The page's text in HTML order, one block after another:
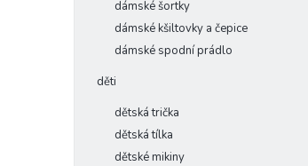
dámské šortky
dámské kšiltovky a čepice
dámské spodní prádlo
děti
dětská trička
dětská tílka
dětské mikiny